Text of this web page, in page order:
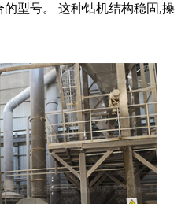
型号。 这种钻机结构稳固,操